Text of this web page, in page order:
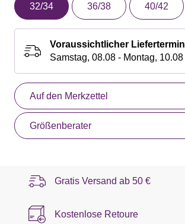
32/34 36/38 40/42
Voraussichtlicher Liefertermin
Samstag, 08.08 - Montag, 10.08
Auf den Merkzettel
Größenberater
Gratis Versand ab 50 €
Kostenlose Retoure